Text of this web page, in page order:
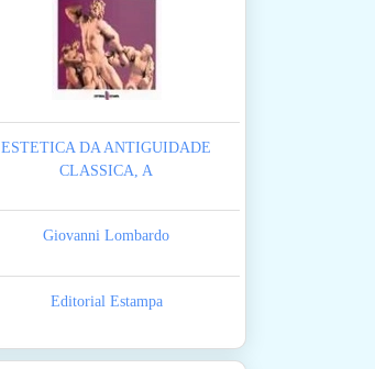
ESTETICA DA ANTIGUIDADE
CLASSICA, A
Giovanni Lombardo
Editorial Estampa